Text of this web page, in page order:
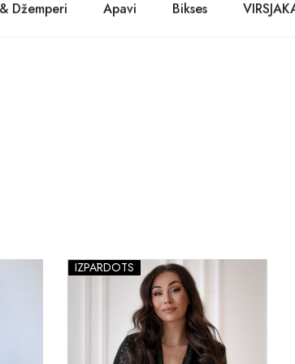
PASŪTĪT TŪLĪT! Prece tiks piegādāta 1-3 dienu
Džemperi Apavi Bikses
IZPĀRDOTS